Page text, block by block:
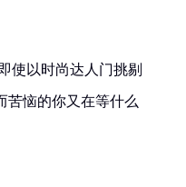
使以时尚达人门挑剔
苦恼的你又在等什么